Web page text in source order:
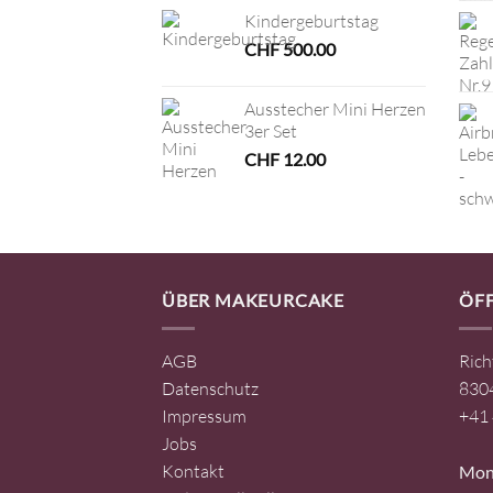
Kindergeburtstag
CHF500.00
Ausstecher Mini Herzen
3er Set
CHF12.00
ÜBER MAKEURCAKE
AGB
Datenschutz
Impressum
Jobs
Kontakt
+41